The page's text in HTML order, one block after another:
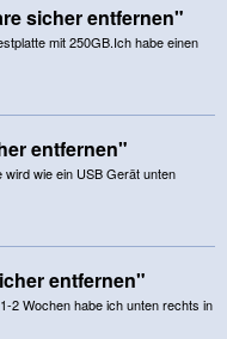
sicher entfernen"
mit 250GB.Ich habe einen
entfernen"
wie ein USB Gerät unten
entfernen"
2 Wochen habe ich unten rechts in